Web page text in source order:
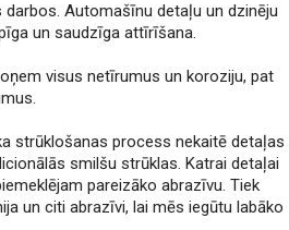
Automašīnu detaļu un dzinēju
un saudzīga attīrīšana.
visus netīrumus un koroziju, pat
strūklošanas process nekaitē detaļas
smilšu strūklas. Katrai detaļai
pareizāko abrazīvu. Tiek
un citi abrazīvi, lai mēs iegūtu labāko